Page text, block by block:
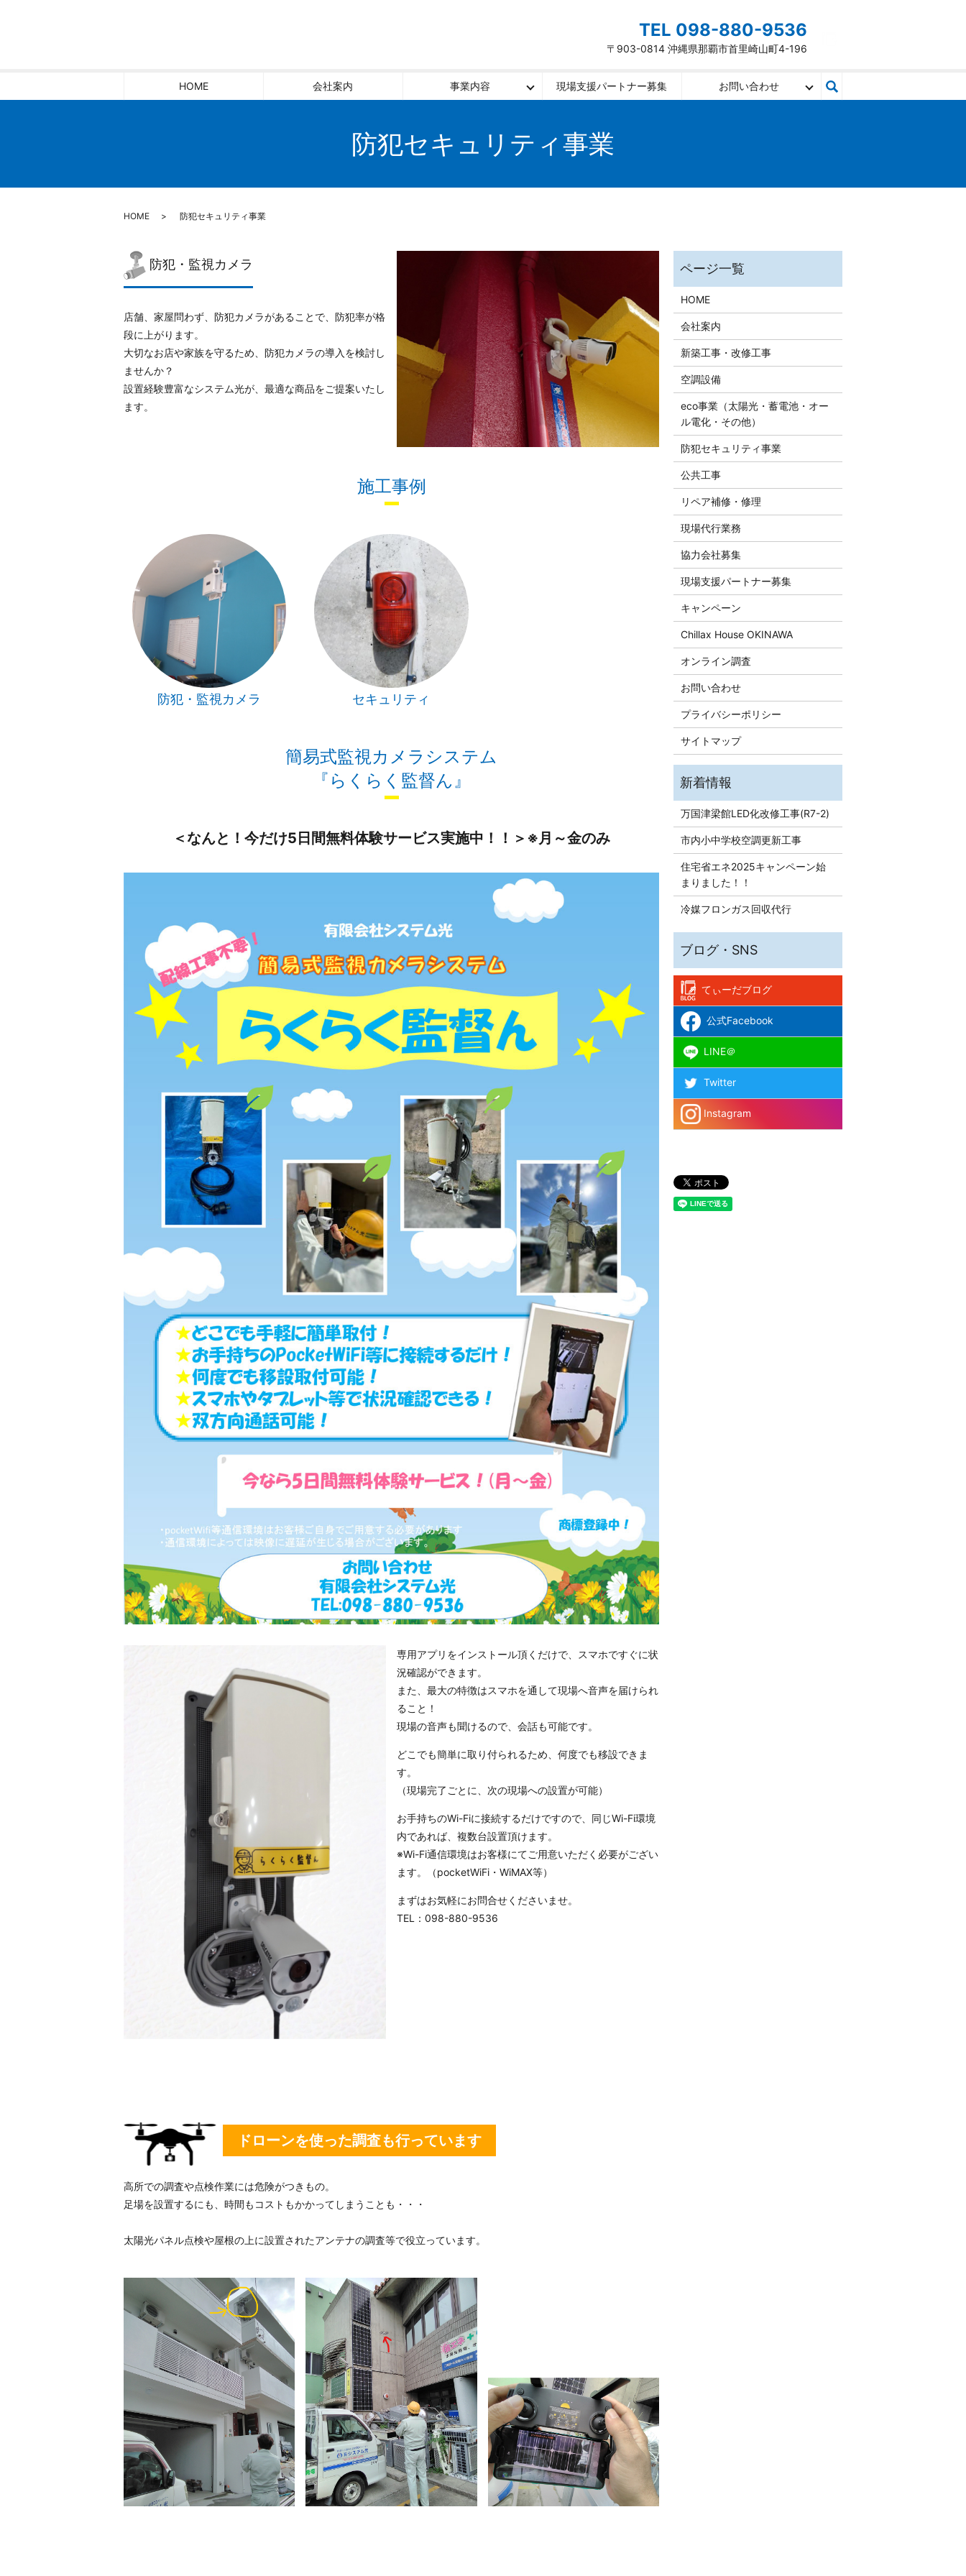
TEL 098-880-9536
〒903-0814 沖縄県那覇市首里崎山町4-196
HOME 会社案内 事業内容 現場支援パートナー募集 お問い合わせ
防犯セキュリティ事業
HOME 防犯セキュリティ事業
防犯・監視カメラ
店舗、家屋問わず、防犯カメラがあることで、防犯率が格
段に上がります。
大切なお店や家族を守るため、防犯カメラの導入を検討し
ませんか？
設置経験豊富なシステム光が、最適な商品をご提案いたし
ます。
施工事例
防犯・監視カメラ セキュリティ
簡易式監視カメラシステム
『らくらく監督ん』
＜なんと！今だけ5日間無料体験サービス実施中！！＞※月～金のみ
専用アプリをインストール頂くだけで、スマホですぐに状
況確認ができます。
また、最大の特徴はスマホを通して現場へ音声を届けられ
ること！
現場の音声も聞けるので、会話も可能です。
どこでも簡単に取り付られるため、何度でも移設できま
す。
（現場完了ごとに、次の現場への設置が可能）
お手持ちのWi-Fiに接続するだけですので、同じWi-Fi環境
内であれば、複数台設置頂けます。
※Wi-Fi通信環境はお客様にてご用意いただく必要がござい
ます。（pocketWiFi・WiMAX等）
まずはお気軽にお問合せくださいませ。
TEL： 098-880-9536
ドローンを使った調査も行っています
高所での調査や点検作業には危険がつきもの。
足場を設置するにも、時間もコストもかかってしまうことも・・・
太陽光パネル点検や屋根の上に設置されたアンテナの調査等で役立っています。
HOME
会社案内
新築工事・改修工事
空調設備
eco事業（太陽光・蓄電池・オー
ル電化・その他）
防犯セキュリティ事業
公共工事
リペア補修・修理
現場代行業務
協力会社募集
現場支援パートナー募集
キャンペーン
Chillax House OKINAWA
オンライン調査
お問い合わせ
プライバシーポリシー
サイトマップ
万国津梁館LED化改修工事(R7-2)
市内小中学校空調更新工事
住宅省エネ2025キャンペーン始
まりました！！
冷媒フロンガス回収代行
てぃーだブログ
公式Facebook
LINE＠
Twitter
Instagram